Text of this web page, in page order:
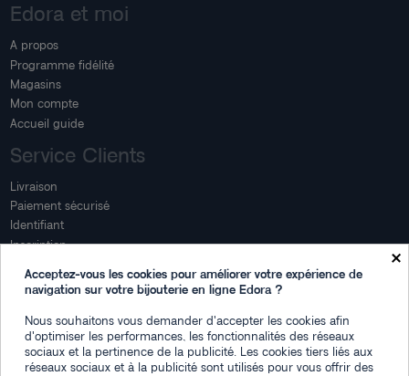
Edora et moi
A propos
Programme fidélité
Magasins
Mon compte
Accueil guide
Service Clients
Livraison
Paiement sécurisé
Identifiant
Inscription
Mon espace
Suivi de commande
Connexion
Créez votre compte
×
Acceptez-vous les cookies pour améliorer votre expérience de
navigation sur votre bijouterie en ligne Edora ?
Nous souhaitons vous demander d'accepter les cookies afin
d'optimiser les performances, les fonctionnalités des réseaux
sociaux et la pertinence de la publicité. Les cookies tiers liés aux
réseaux sociaux et à la publicité sont utilisés pour vous offrir des